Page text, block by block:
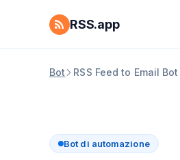
RSS.app
Bot RSS Feed to Email Bot
Bot di automazione